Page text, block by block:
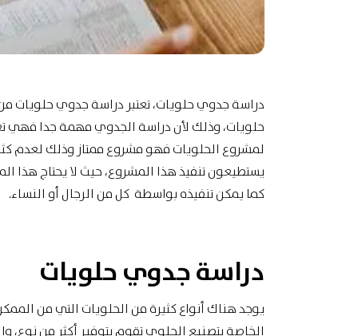
دراسة جدوي حلويات، تعتبر دراسة جدوي حلويات من
حلويات، وذلك لأن دراسة الجدوي مهمة جدا فهي
لمشروع الحلويات فهو مشروع ممتاز وذلك لعدم
يستطيعون تنفيذ هذا المشروع، حيث لا يحتاج هذا
كما يمكن تنفيذه بواسطة كل من الرجال أو النساء.
دراسة جدوي حلويات
يوجد هناك أنواع كثيرة من الحلويات التي من
الخاصة بتصنيع الحلوي تقوم بتوفير أكثر من